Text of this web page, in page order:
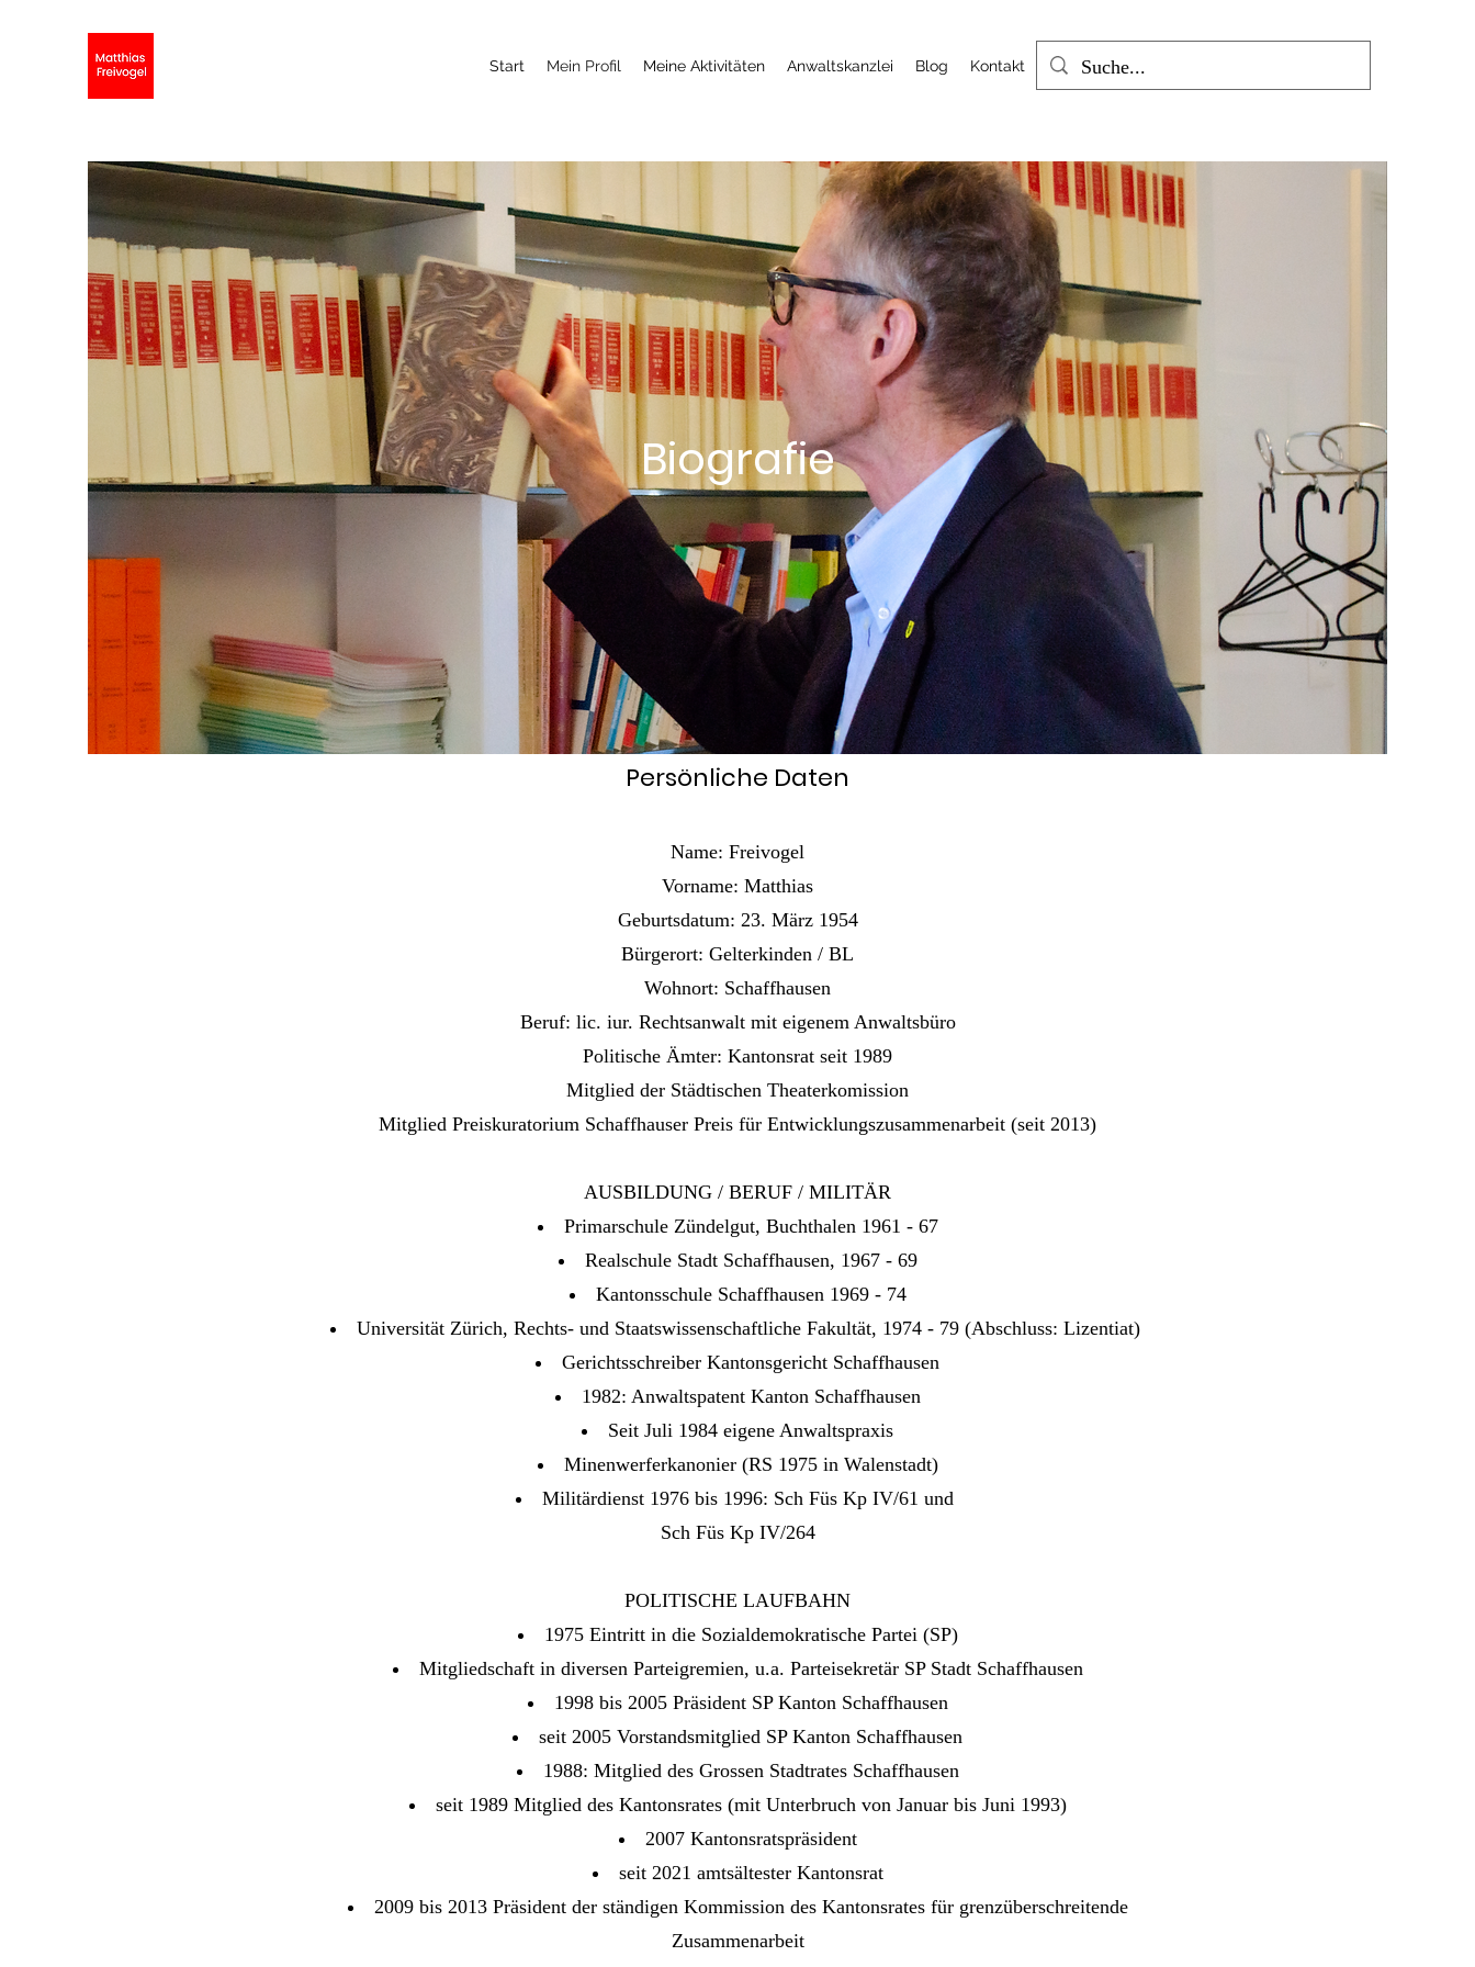
Start Mein Profil Meine Aktivitäten Anwaltskanzlei Blog Kontakt
Biografie
Persönliche Daten
Name: Freivogel
Vorname: Matthias
Geburtsdatum: 23. März 1954
Bürgerort: Gelterkinden / BL
Wohnort: Schaffhausen
Beruf: lic. iur. Rechtsanwalt mit eigenem Anwaltsbüro
Politische Ämter: Kantonsrat seit 1989
Mitglied der Städtischen Theaterkomission
Mitglied Preiskuratorium Schaffhauser Preis für Entwicklungszusammenarbeit (seit 2013)
AUSBILDUNG / BERUF / MILITÄR
Primarschule Zündelgut, Buchthalen 1961 - 67
Realschule Stadt Schaffhausen, 1967 - 69
Kantonsschule Schaffhausen 1969 - 74
Universität Zürich, Rechts- und Staatswissenschaftliche Fakultät, 1974 - 79 (Abschluss: Lizentiat)
Gerichtsschreiber Kantonsgericht Schaffhausen
1982: Anwaltspatent Kanton Schaffhausen
Seit Juli 1984 eigene Anwaltspraxis
Minenwerferkanonier (RS 1975 in Walenstadt)
Militärdienst 1976 bis 1996: Sch Füs Kp IV/61 und
Sch Füs Kp IV/264
POLITISCHE LAUFBAHN
1975 Eintritt in die Sozialdemokratische Partei (SP)
Mitgliedschaft in diversen Parteigremien, u.a. Parteisekretär SP Stadt Schaffhausen
1998 bis 2005 Präsident SP Kanton Schaffhausen
seit 2005 Vorstandsmitglied SP Kanton Schaffhausen
1988: Mitglied des Grossen Stadtrates Schaffhausen
seit 1989 Mitglied des Kantonsrates (mit Unterbruch von Januar bis Juni 1993)
2007 Kantonsratspräsident
seit 2021 amtsältester Kantonsrat
2009 bis 2013 Präsident der ständigen Kommission des Kantonsrates für grenzüberschreitende
Zusammenarbeit